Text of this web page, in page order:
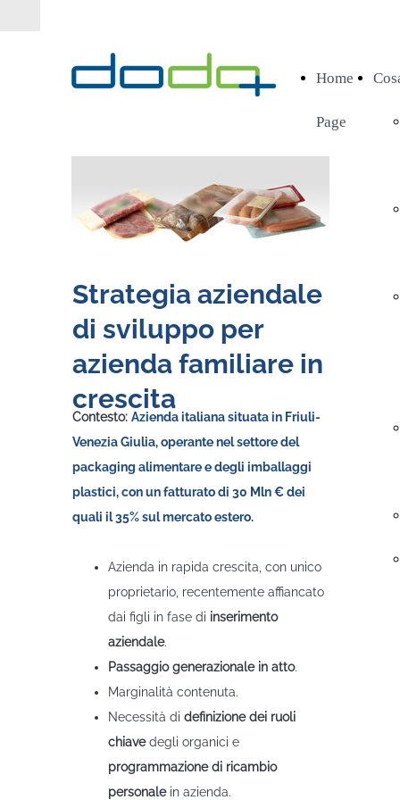
Home
Page
Strategia aziendale
di sviluppo per
azienda familiare in
crescita
Contesto: Azienda italiana situata in Friuli-
Venezia Giulia, operante nel settore del
packaging alimentare e degli imballaggi
plastici, con un fatturato di 30 Mln € dei
quali il 35% sul mercato estero.
Azienda in rapida crescita, con unico
proprietario, recentemente affiancato
dai figli in fase di inserimento
aziendale.
Passaggio generazionale in atto.
Marginalità contenuta.
Necessità di definizione dei ruoli
chiavedegli organici e
programmazione di ricambio
personalein azienda.